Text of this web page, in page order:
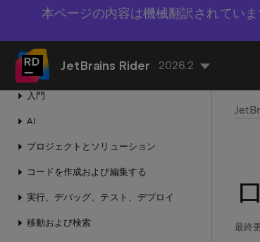
本ページの内容は機械翻訳されてい
JetBrains Rider 2026.2
入門
AI
プロジェクトとソリューション
コードを作成および編集する
実行、デバッグ、テスト、デプロイ
移動および検索 最終